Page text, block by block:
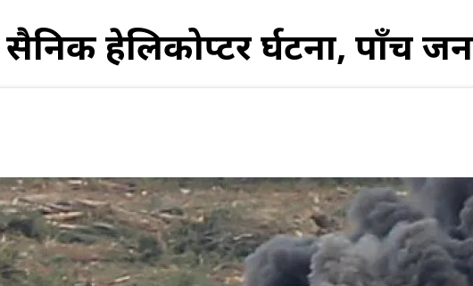
हेलिकोप्टर दुर्घटना, पाँच